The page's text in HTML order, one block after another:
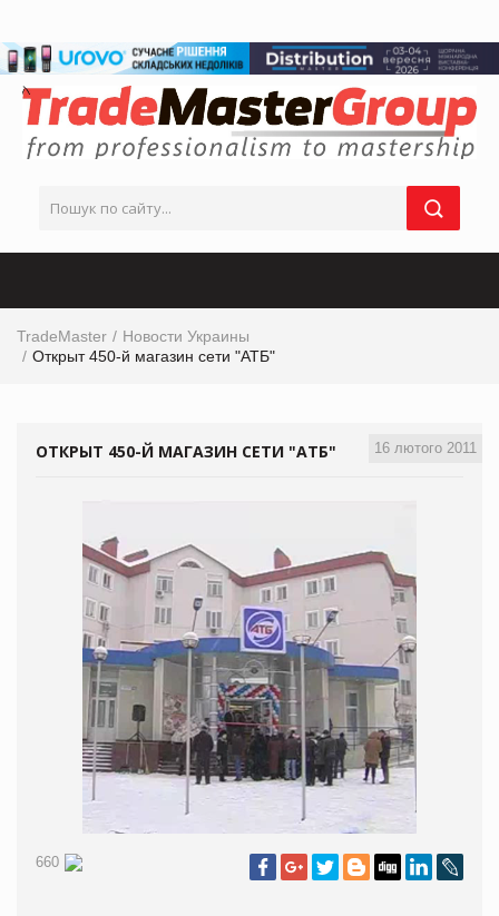
TradeMaster
Новости Украины
Открыт 450-й магазин сети "АТБ"
16 лютого 2011
ОТКРЫТ 450-Й МАГАЗИН СЕТИ "АТБ"
660